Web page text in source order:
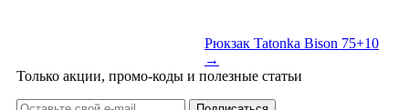
Рюкзак Tatonka Bison 75+10
→
Только акции, промо-коды и полезные статьи